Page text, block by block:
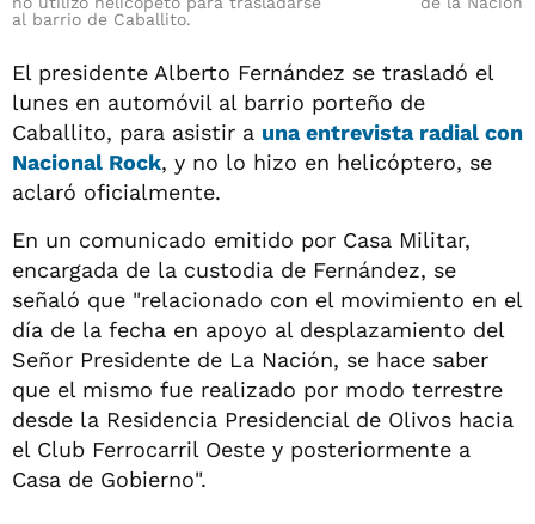
al barrio de Caballito.
El presidente Alberto Fernández se trasladó el
lunes en automóvil al barrio porteño de
Caballito, para asistir a una entrevista radial con
Nacional Rock, y no lo hizo en helicóptero, se
aclaró oficialmente.
En un comunicado emitido por Casa Militar,
encargada de la custodia de Fernández, se
señaló que "relacionado con el movimiento en el
día de la fecha en apoyo al desplazamiento del
Señor Presidente de La Nación, se hace saber
que el mismo fue realizado por modo terrestre
desde la Residencia Presidencial de Olivos hacia
el Club Ferrocarril Oeste y posteriormente a
Casa de Gobierno".